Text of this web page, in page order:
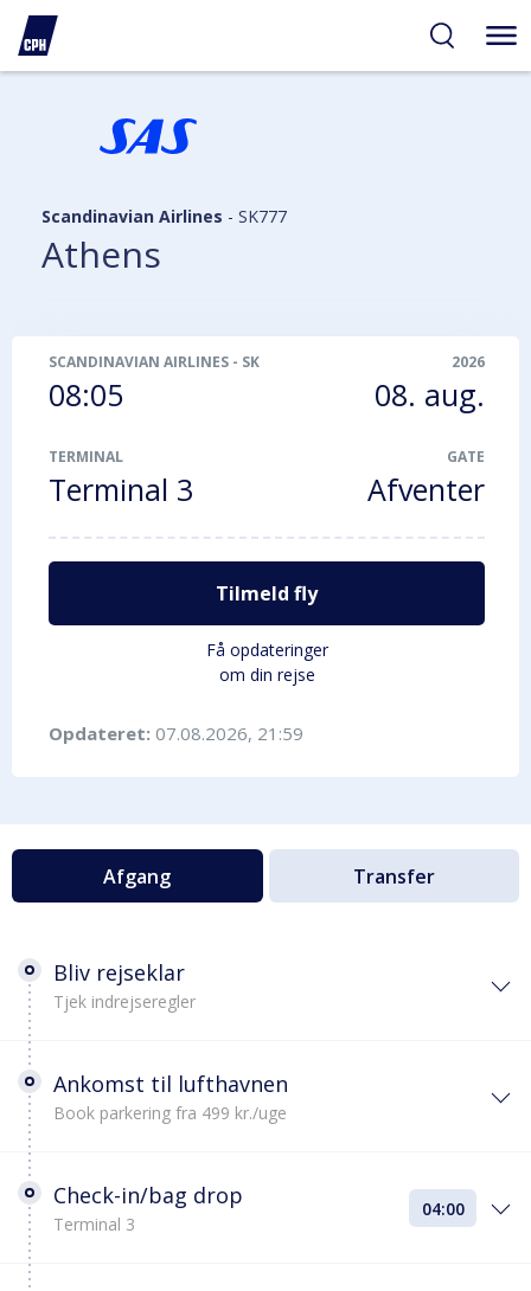
Scandinavian Airlines - SK777
Athens
SCANDINAVIAN AIRLINES - SK777
08:05
2026
08. aug.
TERMINAL
Terminal 3
GATE
Afventer
Tilmeld fly
Få opdateringer
om din rejse
Opdateret: 07.08.2026, 21:59
Afgang Transfer
Bliv rejseklar
Tjek indrejseregler
Ankomst til lufthavnen
Book parkering fra 499 kr./uge
Check-in/bag drop
Terminal 3
04:00